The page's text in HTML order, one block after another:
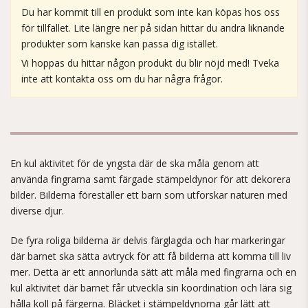
Du har kommit till en produkt som inte kan köpas hos oss
för tillfället. Lite längre ner på sidan hittar du andra liknande
produkter som kanske kan passa dig istället.
Vi hoppas du hittar någon produkt du blir nöjd med! Tveka
inte att kontakta oss om du har några frågor.
En kul aktivitet för de yngsta där de ska måla genom att
använda fingrarna samt färgade stämpeldynor för att dekorera
bilder. Bilderna föreställer ett barn som utforskar naturen med
diverse djur.
De fyra roliga bilderna är delvis färglagda och har markeringar
där barnet ska sätta avtryck för att få bilderna att komma till liv
mer. Detta är ett annorlunda sätt att måla med fingrarna och en
kul aktivitet där barnet får utveckla sin koordination och lära sig
hålla koll på färgerna. Bläcket i stämpeldynorna går lätt att